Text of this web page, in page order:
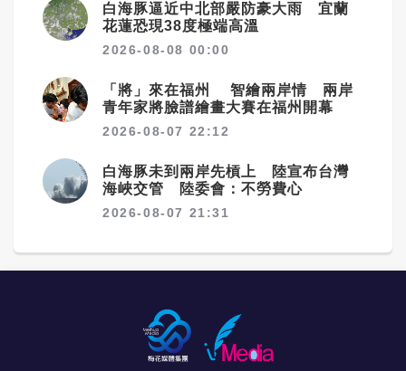
白海豚逼近中北部嚴防豪大雨 宜蘭
花蓮恐現38度極端高溫
2026-08-08 00:00
「將」來在福州 智繪兩岸情 兩岸
青年家將臉譜繪畫大賽在福州開幕
2026-08-07 22:12
白海豚未到兩岸先槓上 陸宣布台灣
海峽交管 陸委會：不勞費心
2026-08-07 21:31